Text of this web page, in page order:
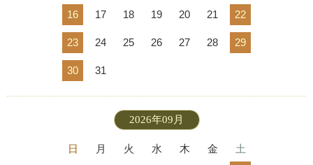
16 17 18 19 20 21 22
23 24 25 26 27 28 29
30 31
2026年09月
日 月 火 水 木 金
土